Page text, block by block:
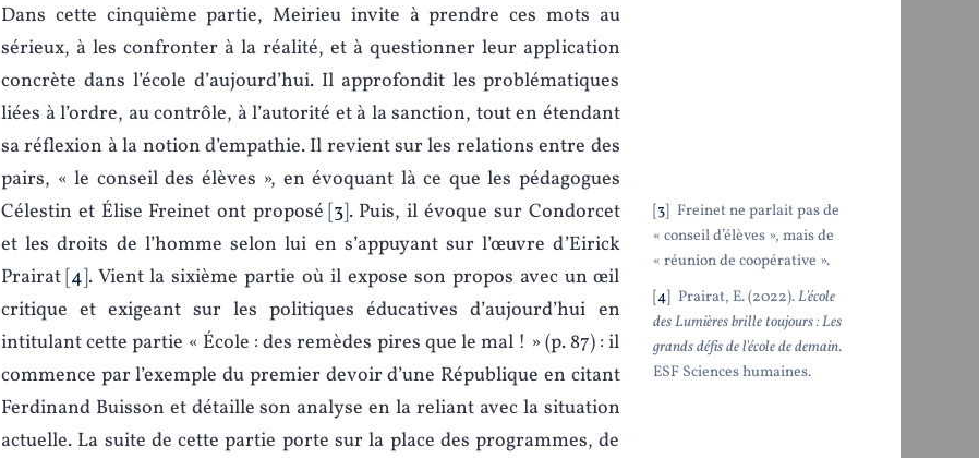
Dans cette cinquième partie, Meirieu invite à prendre ces mots au
sérieux, à les confronter à la réalité, et à questionner leur application
concrète dans l’école d’aujourd’hui. Il approfondit les problématiques
liées à l’ordre, au contrôle, à l’autorité et à la sanction, tout en étendant
sa réflexion à la notion d’empathie. Il revient sur les relations entre des
pairs, « le conseil des élèves », en évoquant là ce que les pédagogues
Célestin et Élise Freinet ont proposé 3 . Puis, il évoque sur Condorcet
et les droits de l’homme selon lui en s’appuyant sur l’œuvre d’Eirick
Prairat 4 . Vient la sixième partie où il expose son propos avec un œil
critique et exigeant sur les politiques éducatives d’aujourd’hui en
intitulant cette partie « École : des remèdes pires que le mal ! » (p. 87) : il
commence par l’exemple du premier devoir d’une République en citant
Ferdinand Buisson et détaille son analyse en la reliant avec la situation
actuelle. La suite de cette partie porte sur la place des programmes, de
3
Freinet ne parlait pas de
« conseil d’élèves », mais de
« réunion de coopérative ».
4
Prairat, E. (2022).L'école
des Lumières brille toujours : Les
grands défis de l'école de demain.
ESF Sciences humaines.